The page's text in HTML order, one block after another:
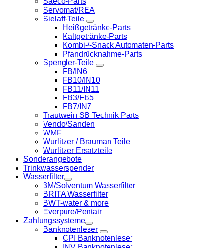
Servomat/REA
Sielaff-Teile
Heißgetränke-Parts
Kaltgetränke-Parts
Kombi-/-Snack Automaten-Parts
Pfandrücknahme-Parts
Spengler-Teile
FB/IN6
FB10/IN10
FB11/IN11
FB3/FB5
FB7/IN7
Trautwein SB Technik Parts
Vendo/Sanden
WMF
Wurlitzer / Brauman Teile
Wurlitzer Ersatzteile
Sonderangebote
Trinkwasserspender
Wasserfilter
3M/Solventum Wasserfilter
BRITA Wasserfilter
BWT-water & more
Everpure/Pentair
Zahlungssysteme
Banknotenleser
CPI Banknotenleser